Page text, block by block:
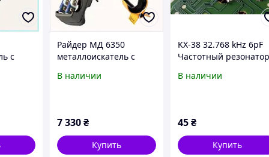
с
Райдер МД 6350
металлоискатель с
мелких целей,
В наличии
7 330₴
Купить
KX-38 32.768 kHz 6pF
Частотный
PPM25°C: 20 ppm:
пФ,
В наличии
45₴
Купить